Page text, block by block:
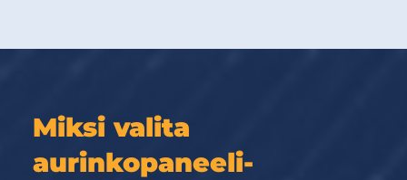
Miksi valita
aurinkopaneeli­